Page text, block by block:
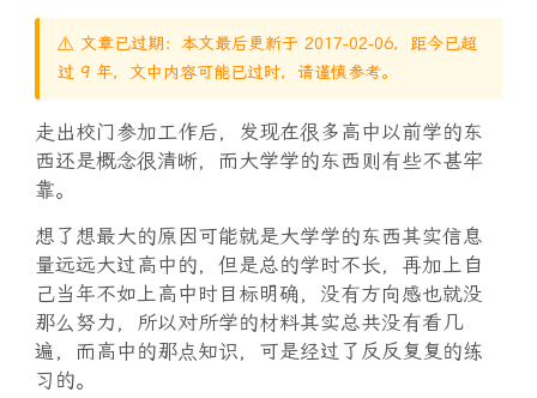
⚠️ 文章已过期：本文最后更新于 2017-02-06，距今已超
过 9 年，文中内容可能已过时，请谨慎参考。
走出校门参加工作后，发现在很多高中以前学的东
西还是概念很清晰，而大学学的东西则有些不甚牢
靠。
想了想最大的原因可能就是大学学的东西其实信息
量远远大过高中的，但是总的学时不长，再加上自
己当年不如上高中时目标明确，没有方向感也就没
那么努力，所以对所学的材料其实总共没有看几
遍，而高中的那点知识，可是经过了反反复复的练
习的。